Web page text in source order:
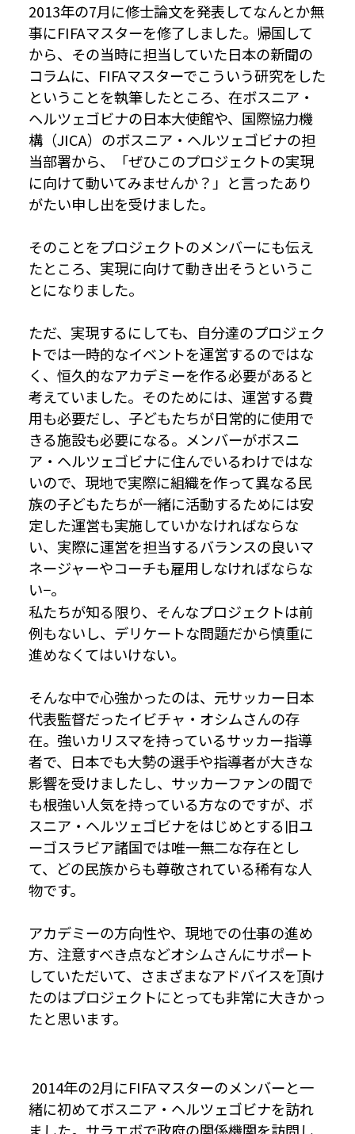
2013年の7月に修士論文を発表してなんとか無
事にFIFAマスターを修了しました。帰国して
から、その当時に担当していた日本の新聞の
コラムに、FIFAマスターでこういう研究をした
ということを執筆したところ、在ボスニア・
ヘルツェゴビナの日本大使館や、国際協力機
構（JICA）のボスニア・ヘルツェゴビナの担
当部署から、「ぜひこのプロジェクトの実現
に向けて動いてみませんか？」と言ったあり
がたい申し出を受けました。
そのことをプロジェクトのメンバーにも伝え
たところ、実現に向けて動き出そうというこ
とになりました。
ただ、実現するにしても、自分達のプロジェク
トでは一時的なイベントを運営するのではな
く、恒久的なアカデミーを作る必要があると
考えていました。そのためには、運営する費
用も必要だし、子どもたちが日常的に使用で
きる施設も必要になる。メンバーがボスニ
ア・ヘルツェゴビナに住んでいるわけではな
いので、現地で実際に組織を作って異なる民
族の子どもたちが一緒に活動するためには安
定した運営も実施していかなければならな
い、実際に運営を担当するバランスの良いマ
ネージャーやコーチも雇用しなければならな
い−。
私たちが知る限り、そんなプロジェクトは前
例もないし、デリケートな問題だから慎重に
進めなくてはいけない。
そんな中で心強かったのは、元サッカー日本
代表監督だったイビチャ・オシムさんの存
在。強いカリスマを持っているサッカー指導
者で、日本でも大勢の選手や指導者が大きな
影響を受けましたし、サッカーファンの間で
も根強い人気を持っている方なのですが、ボ
スニア・ヘルツェゴビナをはじめとする旧ユ
ーゴスラビア諸国では唯一無二な存在とし
て、どの民族からも尊敬されている稀有な人
物です。
アカデミーの方向性や、現地での仕事の進め
方、注意すべき点などオシムさんにサポート
していただいて、さまざまなアドバイスを頂け
たのはプロジェクトにとっても非常に大きかっ
たと思います。
2014年の2月にFIFAマスターのメンバーと一
緒に初めてボスニア・ヘルツェゴビナを訪れ